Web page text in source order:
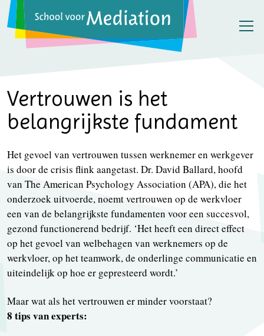
Vertrouwen is het
belangrijkste fundament
Het gevoel van vertrouwen tussen werknemer en werkgever
is door de crisis flink aangetast. Dr. David Ballard, hoofd
van The American Psychology Association (APA), die het
onderzoek uitvoerde, noemt vertrouwen op de werkvloer
een van de belangrijkste fundamenten voor een succesvol,
gezond functionerend bedrijf. ‘Het heeft een direct effect
op het gevoel van welbehagen van werknemers op de
werkvloer, op het teamwork, de onderlinge communicatie en
uiteindelijk op hoe er gepresteerd wordt.’
Maar wat als het vertrouwen er minder voorstaat?
8 tips van experts: